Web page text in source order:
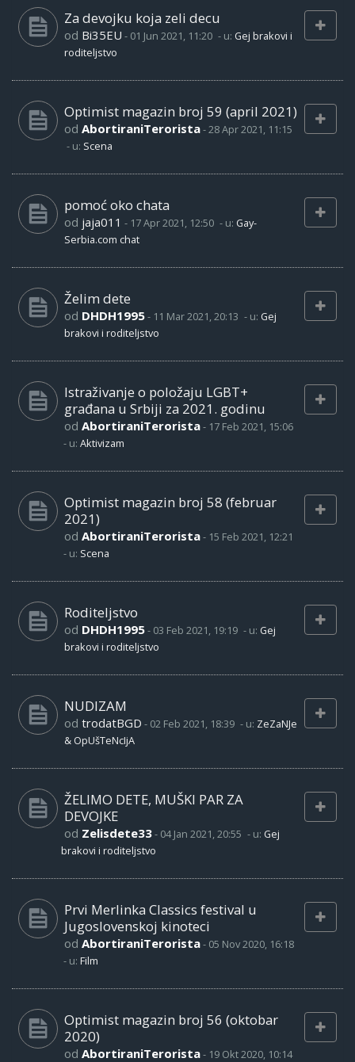
Za devojku koja zeli decu
od Bi35EU - 01 Jun 2021, 11:20 - u: Gej brakovi i
roditeljstvo
Optimist magazin broj 59 (april 2021)
od AbortiraniTerorista-28 Apr 2021, 11:15
- u: Scena
pomoć oko chata
od jaja011 - 17 Apr 2021, 12:50 - u: Gay-
Serbia.com chat
Želim dete
od DHDH1995- 11 Mar 2021, 20:13 - u: Gej
brakovi i roditeljstvo
Istraživanje o položaju LGBT+
građana u Srbiji za 2021. godinu
od AbortiraniTerorista- 17 Feb 2021, 15:06
- u: Aktivizam
Optimist magazin broj 58 (februar
2021)
od AbortiraniTerorista- 15 Feb 2021, 12:21
- u: Scena
Roditeljstvo
od DHDH1995- 03 Feb 2021, 19:19 - u: Gej
brakovi i roditeljstvo
NUDIZAM
od trodatBGD - 02 Feb 2021, 18:39 - u: ZeZaNJe
& OpUšTeNcIjA
ŽELIMO DETE, MUŠKI PAR ZA
DEVOJKE
od Zelisdete33- 04 Jan 2021, 20:55 - u: Gej
brakovi i roditeljstvo
Prvi Merlinka Classics festival u
Jugoslovenskoj kinoteci
od AbortiraniTerorista- 05 Nov 2020, 16:18
- u: Film
Optimist magazin broj 56 (oktobar
2020)
od AbortiraniTerorista- 19 Okt 2020, 10:14